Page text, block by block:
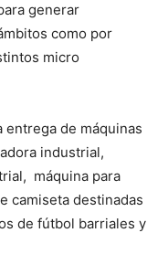
generar
como por
micro
de máquinas
industrial,
máquina para
camiseta destinadas
de fútbol barriales y